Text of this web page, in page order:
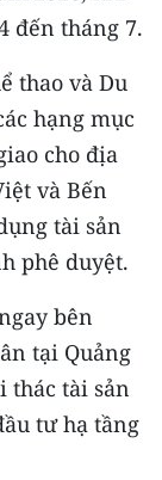
đến tháng 7.
thao và Du
hạng mục
cho địa
và Bến
tài sản
phê duyệt.
bên
tại Quảng
thác tài sản
tư hạ tầng